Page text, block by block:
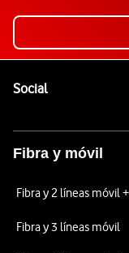
SocialEnlaces a las
Fibra y móvil
Fibra y 2 líneas móvil
Fibra y 3 líneas móvil